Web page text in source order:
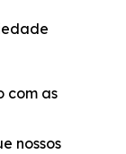
com as
nossos